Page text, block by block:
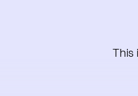
This